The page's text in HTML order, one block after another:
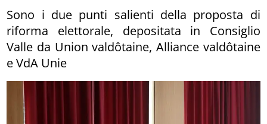
Sono i due punti salienti della proposta di
riforma elettorale, depositata in Consiglio
Valle da Union valdôtaine, Alliance valdôtaine
e VdA Unie